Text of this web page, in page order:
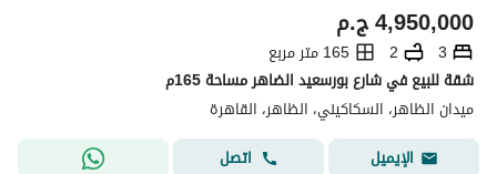
ج.م4,950,000
3
2
165 متر مربع
شقة للبيع في شارع بورسعيد الضاهر مساحة 165م
ميدان الظاهر، السكاكيني، الظاهر، القاهرة
الإيميل
اتصل